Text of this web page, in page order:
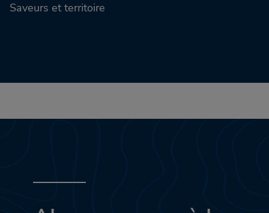
Saveurs et territoire